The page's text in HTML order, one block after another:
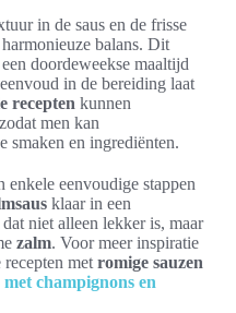
in de saus en de frisse
balans. Dit
doordeweekse maaltijd
in de bereiding laat
recepten kunnen
men kan
smaken en ingrediënten.
enkele eenvoudige stappen
klaar in een
niet alleen lekker is, maar
zalm. Voor meer inspiratie
recepten met romige sauzen
champignons en